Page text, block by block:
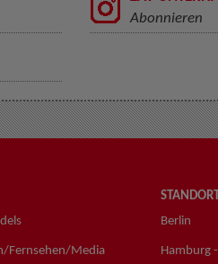
Abonnieren
Fernsehen/Media
Berlin
Hamburg